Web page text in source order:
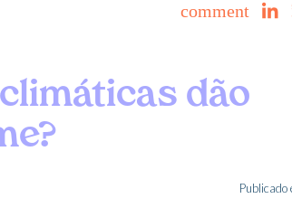
comment 
dão
Publicado